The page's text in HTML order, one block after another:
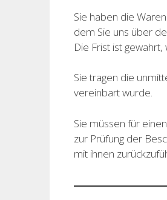
Sie haben die
dem Sie uns über
Die Frist ist
Sie tragen die
vereinbart wurde.
Sie müssen für
zur Prüfung der
mit ihnen